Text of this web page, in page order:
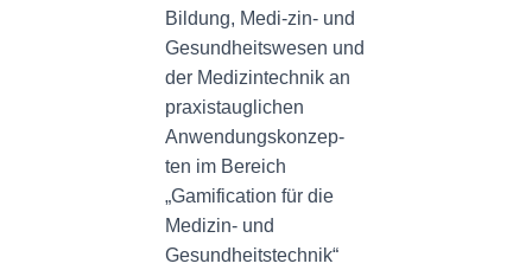
Bildung, Medi-zin- und
Gesundheitswesen und
der Medizintechnik an
praxistauglichen
Anwendungskonzep-
ten im Bereich
„Gamification für die
Medizin- und
Gesundheitstechnik“